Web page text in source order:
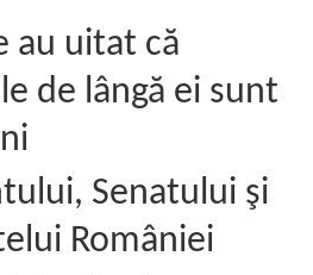
au uitat că
de lângă ei sunt
Senatului şi
României